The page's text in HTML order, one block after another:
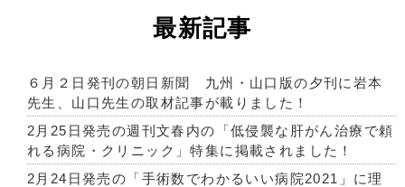
最新記事
６月２日発刊の朝日新聞 九州・山口版の夕刊に岩本
先生、山口先生の取材記事が載りました！
2月25日発売の週刊文春内の「低侵襲な肝がん治療で頼
れる病院・クリニック」特集に掲載されました！
2月24日発売の「手術数でわかるいい病院2021」に理